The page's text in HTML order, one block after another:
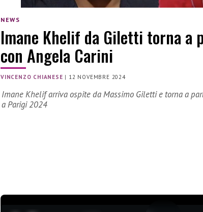
NEWS
Imane Khelif da Giletti torna a
con Angela Carini
VINCENZO CHIANESE | 12 NOVEMBRE 2024
Imane Khelif arriva ospite da Massimo Giletti e torna a
a Parigi 2024